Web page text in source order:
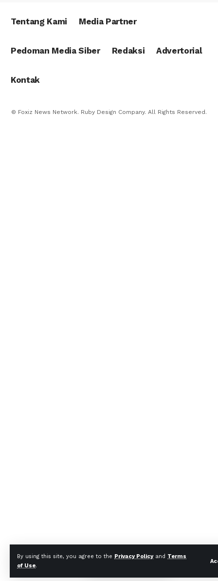
By using this site, you agree to the Privacy Policyand Terms
of Use.
Tentang Kami Media Partner
Pedoman Media Siber Redaksi Advertorial
Kontak
© Foxiz News Network. Ruby Design Company. All Rights Reserved.